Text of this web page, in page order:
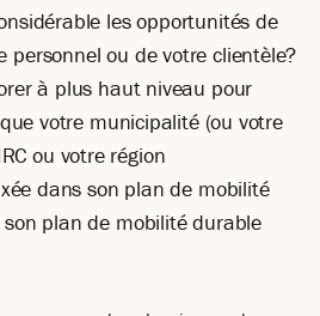
les opportunités de
personnel ou de votre clientèle?
à plus haut niveau pour
votre municipalité (ou votre
ou votre région
dans son plan de mobilité
plan de mobilité durable